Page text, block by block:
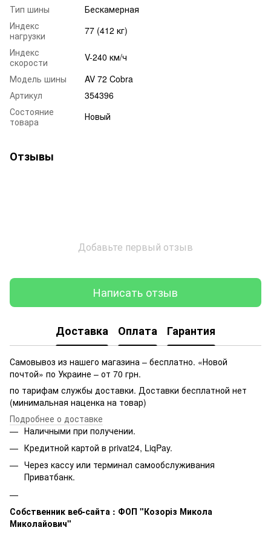
Тип шины
Бескамерная
Индекс
нагрузки
77 (412 кг)
Индекс
скорости
V-240 км/ч
Модель шины
AV 72 Cobra
Артикул
354396
Состояние
товара
Новый
Отзывы
Добавьте первый отзыв
Написать отзыв
Доставка Оплата Гарантия
Самовывоз из нашего магазина – бесплатно. «Новой
почтой» по Украине – от 70 грн.
по тарифам службы доставки. Доставки бесплатной нет
(минимальная наценка на товар)
Подробнее о доставке
Наличными при получении.
Кредитной картой в privat24, LiqPay.
Через кассу или терминал самообслуживания
Приватбанк.
Собственник веб-сайта : ФОП "Козоріз Микола
Миколайович"